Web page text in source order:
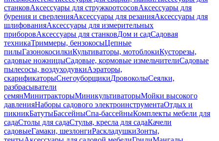
станковАксессуары для стружкоотсосовАксессуары для
бурения и сверленияАксессуары для резанияАксессуары для
шлифованияАксессуары для измерительных
приборовАксессуары для станковДом и садСадовая
техникаТриммеры, бензокосыЦепные
пилыГазонокосилкиКультиваторы, мотоблокиКусторезы,
садовые ножницыСадовые, кормовые измельчителиСадовые
пылесосы, воздуходувкиАэраторы,
скарификаторыСнегоуборщикиДровоколыСеялки,
разбрасыватели
семянМинитракторыМиникультиваторыМойки высокого
давленияНаборы садового электроинструментаОтдых и
пикникБатутыБассейныСпа-бассейныКомплекты мебели для
садаСтолы для садаСтулья, кресла для садаКачели
садовыеГамаки, шезлонгиРаскладушкиЗонты,